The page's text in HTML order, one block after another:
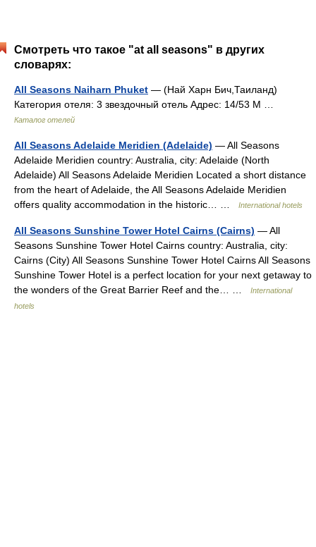
Смотреть что такое "at all seasons" в других
словарях:
All Seasons Naiharn Phuket — (Най Харн Бич,Таиланд)
Категория отеля: 3 звездочный отель Адрес: 14/53 M …
Каталог отелей
All Seasons Adelaide Meridien (Adelaide) — All Seasons
Adelaide Meridien country: Australia, city: Adelaide (North
Adelaide) All Seasons Adelaide Meridien Located a short distance
from the heart of Adelaide, the All Seasons Adelaide Meridien
offers quality accommodation in the historic… …
International hotels
All Seasons Sunshine Tower Hotel Cairns (Cairns) — All
Seasons Sunshine Tower Hotel Cairns country: Australia, city:
Cairns (City) All Seasons Sunshine Tower Hotel Cairns All Seasons
Sunshine Tower Hotel is a perfect location for your next getaway to
the wonders of the Great Barrier Reef and the… …
International
hotels